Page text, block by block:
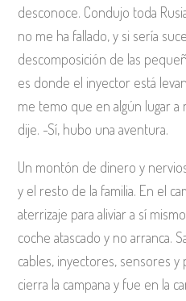
desconoce. Condujo toda
no me ha fallado, y si sería
descomposición de las
es donde el inyector está
me temo que en algún lugar a
dije. -Sí, hubo una aventura.
Un montón de dinero y
y el resto de la familia. En el
aterrizaje para aliviar a sí
coche atascado y no arranca.
cables, inyectores, sensores y
cierra la campana y fue en la